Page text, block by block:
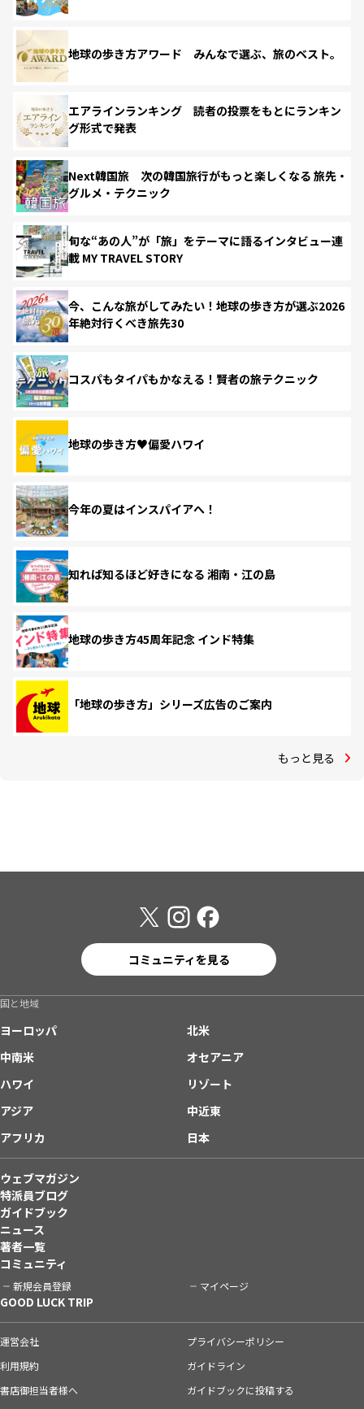
地球の歩き方アワード みんなで選ぶ、旅のベスト。
エアラインランキング 読者の投票をもとにランキン
グ形式で発表
Next韓国旅 次の韓国旅行がもっと楽しくなる 旅先・
グルメ・テクニック
旬な“あの人”が「旅」をテーマに語るインタビュー連
載 MY TRAVEL STORY
今、こんな旅がしてみたい！地球の歩き方が選ぶ2026
年絶対行くべき旅先30
コスパもタイパもかなえる！賢者の旅テクニック
地球の歩き方♥偏愛ハワイ
今年の夏はインスパイアへ！
知れば知るほど好きになる 湘南・江の島
地球の歩き方45周年記念 インド特集
「地球の歩き方」シリーズ広告のご案内
もっと見る
コミュニティを見る
国と地域
ヨーロッパ
北米
中南米
オセアニア
ハワイ
リゾート
アジア
中近東
アフリカ
日本
ウェブマガジン
特派員ブログ
ガイドブック
ニュース
著者一覧
コミュニティ
新規会員登録 マイページ
GOOD LUCK TRIP
運営会社
プライバシーポリシー
利用規約
ガイドライン
書店御担当者様へ
ガイドブックに投稿する